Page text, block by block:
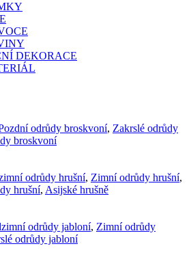
DEKORACE
odrůdy broskvoní, Zakrslé odrůdy
broskvoní
odrůdy hrušní, Zimní odrůdy hrušní,
hrušní, Asijské hrušně
odrůdy jabloní, Zimní odrůdy
odrůdy jabloní